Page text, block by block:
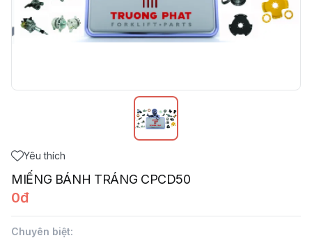
Yêu thích
MIẾNG BÁNH TRÁNG CPCD50
0đ
Chuyên biệt: